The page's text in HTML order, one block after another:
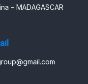
– MADAGASCAR